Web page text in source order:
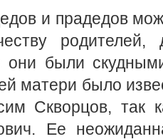
и прадедов
они были
матери было
Скворцов, так
Ее